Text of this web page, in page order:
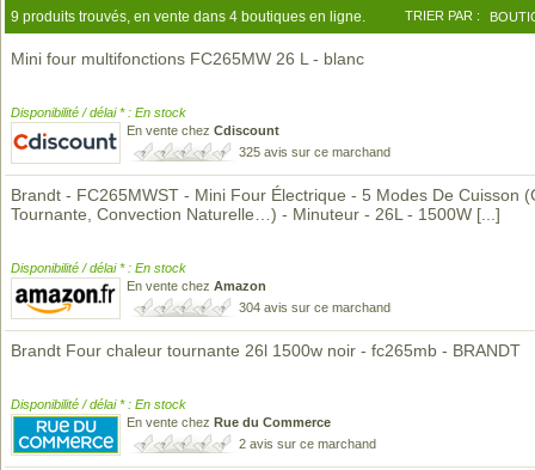
9 produits trouvés, en vente dans 4 boutiques en ligne. TRIER PAR :
Mini four multifonctions FC265MW 26 L - blanc
Disponibilité / délai * : En stock
En vente chez Cdiscount
325 avis sur ce marchand
Brandt - FC265MWST - Mini Four Électrique - 5 Modes De Cuisson
Tournante, Convection Naturelle…) - Minuteur - 26L - 1500W [...]
Disponibilité / délai * : En stock
En vente chez Amazon
304 avis sur ce marchand
Brandt Four chaleur tournante 26l 1500w noir - fc265mb - BRANDT
Disponibilité / délai * : En stock
En vente chez Rue du Commerce
2 avis sur ce marchand